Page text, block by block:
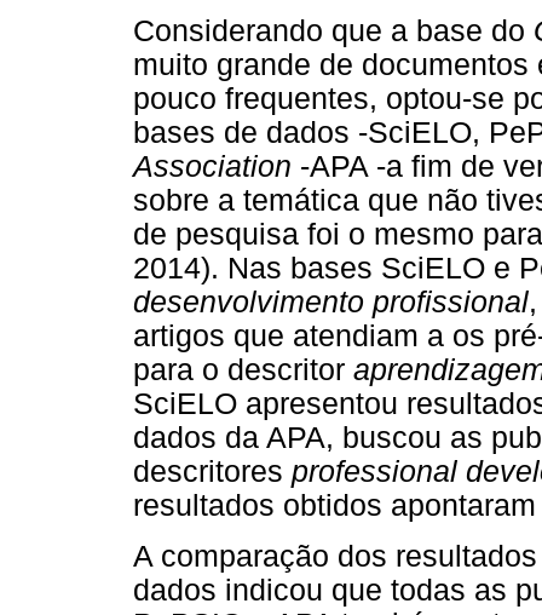
Considerando que a base do
muito grande de
pouco frequentes, optou-se
bases de dados -SciELO,
Association -APA -a fim de
sobre a temática que não
de pesquisa foi o mesmo
2014). Nas bases SciELO e
desenvolvimento profissional
artigos que atendiam a os
para o descritor
SciELO apresentou
dados da APA, buscou as
descritores professional
resultados obtidos
A comparação dos
dados indicou que todas as